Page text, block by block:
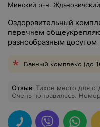
Минский р-н.
Оздоровительный
перечнем
разнообразным досугом
Банный комплекс (до
Отзыв. Тихое место для
Очень понравилось.
детей и взрослых.
Обязательно вернёмся